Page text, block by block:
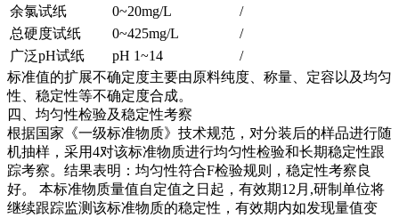
余氯试纸
0~20mg/L
/
总硬度试纸
0~425mg/L
/
广泛pH试纸
pH 1~14
/
标准值的扩展不确定度主要由原料纯度、称量、定容以及均匀
性、稳定性等不确定度合成。
四、均匀性检验及稳定性考察
根据国家《一级标准物质》技术规范，对分装后的样品进行随
机抽样，采用4对该标准物质进行均匀性检验和长期稳定性跟
踪考察。结果表明：均匀性符合F检验规则，稳定性考察良
好。 本标准物质量值自定值之日起，有效期12月,研制单位将
继续跟踪监测该标准物质的稳定性，有效期内如发现量值变